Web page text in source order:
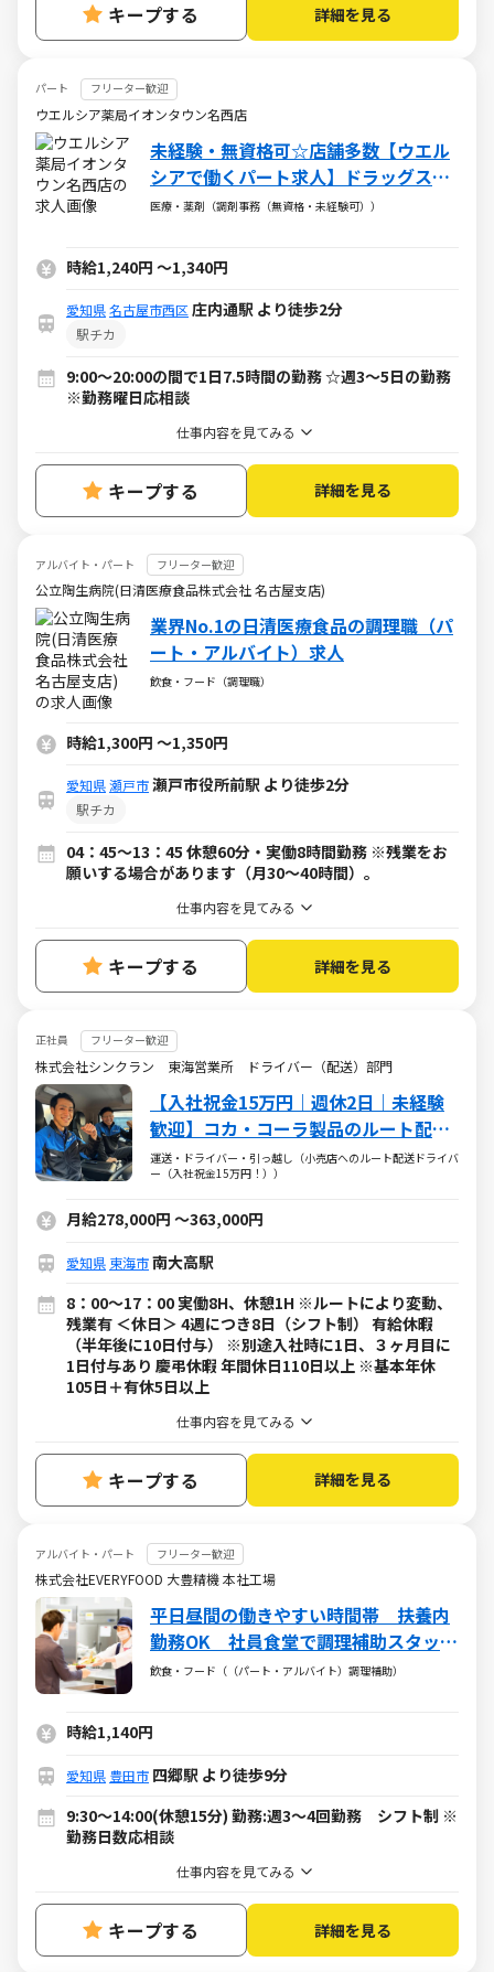
キープする 詳細を見る
パート フリーター歓迎
ウエルシア薬局イオンタウン名西店
未経験・無資格可☆店舗多数【ウエル
シアで働くパート求人】ドラッグスト
アの調剤事務
医療・薬剤（調剤事務（無資格・未経験可））
時給1,240円 ～1,340円
愛知県名古屋市西区 庄内通駅 より徒歩2分
駅チカ
9:00～20:00の間で1日7.5時間の勤務 ☆週3～5日の勤務
※勤務曜日応相談
仕事内容を見てみる
キープする 詳細を見る
アルバイト・パート フリーター歓迎
公立陶生病院(日清医療食品株式会社 名古屋支店)
業界No.1の日清医療食品の調理職（パ
ート・アルバイト）求人
飲食・フード（調理職）
時給1,300円 ～1,350円
愛知県瀬戸市瀬戸市役所前駅 より徒歩2分
駅チカ
04：45～13：45 休憩60分・実働8時間勤務 ※残業をお
願いする場合があります（月30～40時間）。
仕事内容を見てみる
キープする 詳細を見る
正社員 フリーター歓迎
株式会社シンクラン 東海営業所 ドライバー（配送）部門
【入社祝金15万円｜週休2日｜未経験
歓迎】コカ・コーラ製品のルート配送
ドライバー
運送・ドライバー・引っ越し（小売店へのルート配送ドライバ
ー（入社祝金15万円！））
月給278,000円 ～363,000円
愛知県 東海市南大高駅
8：00～17：00 実働8H、休憩1H ※ルートにより変動、
残業有 ＜休日＞ 4週につき8日（シフト制） 有給休暇
（半年後に10日付与） ※別途入社時に1日、３ヶ月目に
1日付与あり 慶弔休暇 年間休日110日以上 ※基本年休
105日＋有休5日以上
仕事内容を見てみる
キープする 詳細を見る
アルバイト・パート フリーター歓迎
株式会社EVERYFOOD 大豊精機 本社工場
平日昼間の働きやすい時間帯 扶養内
勤務OK 社員食堂で調理補助スタッフ
大募集！
飲食・フード（（パート・アルバイト）調理補助）
時給1,140円
愛知県 豊田市 四郷駅 より徒歩9分
9:30～14:00(休憩15分) 勤務:週3～4回勤務 シフト制 ※
勤務日数応相談
仕事内容を見てみる
キープする 詳細を見る